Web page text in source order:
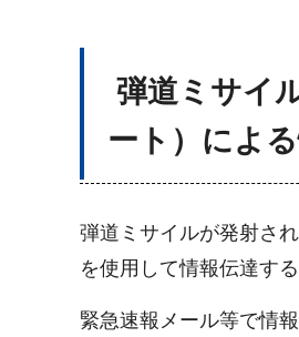
弾道ミサイ
ート）によ
弾道ミサイルが発射さ
を使用して情報伝達す
緊急速報メール等で情